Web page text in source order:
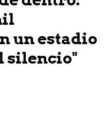
un estadio
silencio"